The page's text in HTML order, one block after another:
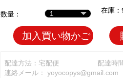
数量： 在庫
加入買い物かご
配達方法：宅配便
配達時
連絡メール： yoyocopys@gmail.com